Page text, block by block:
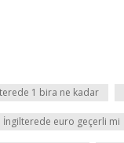
1 bira ne kadar
İngilterede euro geçerli mi